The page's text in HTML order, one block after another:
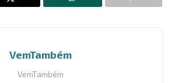
VemTambém
VemTambém